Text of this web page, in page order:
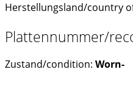
Herstellungsland/country
Plattennummer/
Zustand/condition: Worn-